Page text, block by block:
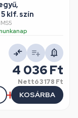
klf. szín
4 036 Ft
Nettó3 178 Ft
KOSÁRBA